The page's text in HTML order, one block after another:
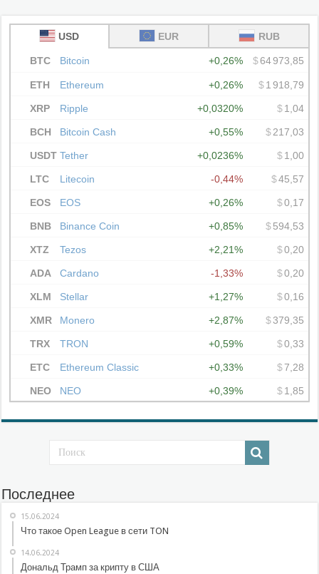
Последнее
15.06.2024
Что такое Open League в сети TON
14.06.2024
Дональд Трамп за крипту в США